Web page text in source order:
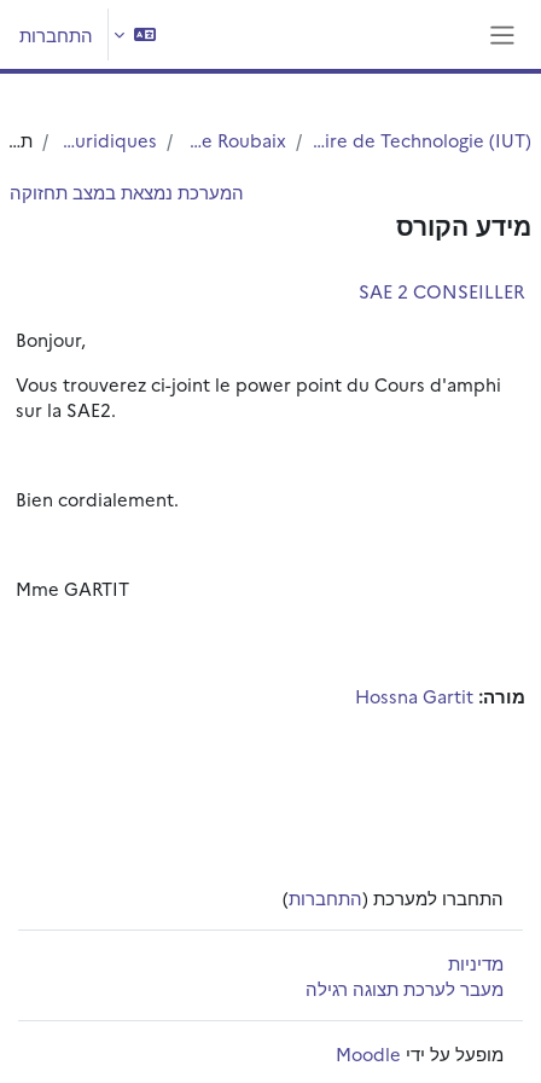
התחברות
Institut Universitaire de Technologie (IUT)
IUT - Site de Roubaix
Carrières Juridiques תקציר
המערכת נמצאת במצב תחזוקה
מידע הקורס
SAE 2 CONSEILLER
Bonjour,
Vous trouverez ci-joint le power point du Cours d'amphi
sur la SAE2.
Bien cordialement.
Mme GARTIT
מורה: Hossna Gartit
התחברו למערכת (התחברות)
מדיניות
מעבר לערכת תצוגה רגילה
מופעל על ידי Moodle